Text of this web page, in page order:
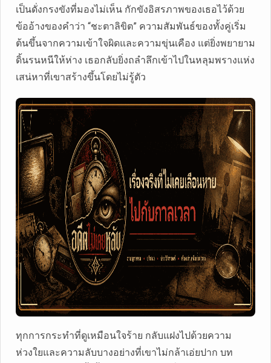
เป็นดั่งกรงขังที่มองไม่เห็น กักขังอิสรภาพของเธอไว้ด้วย
ข้ออ้างของคำว่า “ชะตาลิขิต” ความสัมพันธ์ของทั้งคู่เริ่ม
ต้นขึ้นจากความเข้าใจผิดและความขุ่นเคือง แต่ยิ่งพยายาม
ดิ้นรนหนีให้ห่าง เธอกลับยิ่งถลำลึกเข้าไปในหลุมพรางแห่ง
เสน่หาที่เขาสร้างขึ้นโดยไม่รู้ตัว
ทุกการกระทำที่ดูเหมือนใจร้าย กลับแฝงไปด้วยความ
ห่วงใยและความลับบางอย่างที่เขาไม่กล้าเอ่ยปาก บท